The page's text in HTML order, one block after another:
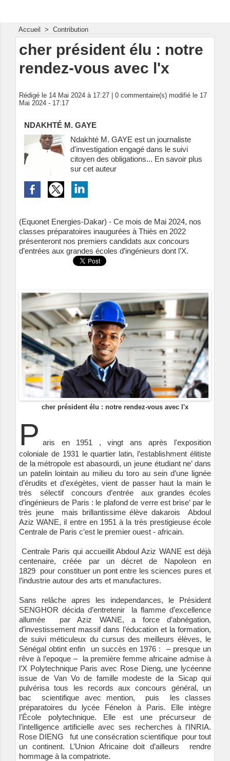
Accueil > Contribution
cher président élu : notre
rendez-vous avec l'x
Rédigé le 14 Mai 2024 à 17:27 | 0 commentaire(s) modifié le 17
Mai 2024 - 17:17
NDAKHTÉ M. GAYE
Ndakhté M. GAYE est un journaliste
d'investigation engagé dans le suivi
citoyen des obligations... En savoir plus
sur cet auteur
(Equonet Energies-Dakar) - Ce mois de Mai 2024, nos
classes préparatoires inaugurées à Thiès en 2022
présenteront nos premiers candidats aux concours
d’entrées aux grandes écoles d’ingénieurs dont l’X.
cher président élu : notre rendez-vous avec l'x
P aris en 1951 , vingt ans après l'exposition
coloniale de 1931 le quartier latin, l’establishment élitiste
de la métropole est abasourdi, un jeune étudiant ne’ dans
un patelin lointain au milieu du toro au sein d’une lignée
d’érudits et d’exégètes, vient de passer haut la main le
très sélectif concours d’entrée aux grandes écoles
d’ingénieurs de Paris : le plafond de verre est brise’ par le
très jeune mais brillantissime élève dakarois Abdoul
Aziz WANE, il entre en 1951 à la très prestigieuse école
Centrale de Paris c’est le premier ouest - africain.
Centrale Paris qui accueillit Abdoul Aziz WANE est déjà
centenaire, créée par un décret de Napoleon en
1829 pour constituer un pont entre les sciences pures et
l’industrie autour des arts et manufactures.
Sans relâche apres les independances, le Président
SENGHOR décida d’entretenir la flamme d’excellence
allumée par Aziz WANE, a force d’abnégation,
d’investissement massif dans l’éducation et la formation,
de suivi méticuleux du cursus des meilleurs élèves, le
Sénégal obtint enfin un succès en 1976 : – presque un
rêve à l’epoque – la première femme africaine admise à
l’X Polytechnique Paris avec Rose Dieng, une lycéenne
issue de Van Vo de famille modeste de la Sicap qui
pulvérisa tous les records aux concours général, un
bac scientifique avec mention, puis les classes
préparatoires du lycée Fénelon à Paris. Elle intègre
l'École polytechnique. Elle est une précurseur de
l’intelligence artificielle avec ses recherches à l’INRIA.
Rose DIENG fut une consécration scientifique pour tout
un continent. L’Union Africaine doit d’ailleurs rendre
hommage à la compatriote.